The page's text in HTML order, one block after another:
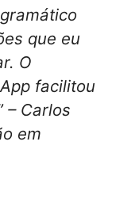
que eu
O
facilitou
– Carlos
em